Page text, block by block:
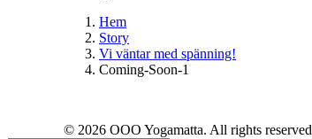
Hem
Story
Vi väntar med spänning!
Coming-Soon-1
© 2026 OOO Yogamatta. All rights reserved